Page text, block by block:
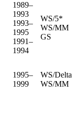
1989–
1993
1993–
1995
1991–
1994
WS/5*
WS/MM
GS
1995–
1999
WS/Delta
WS/MM